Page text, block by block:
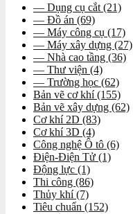
— Dụng cụ cắt (21)
— Đồ án (69)
— Máy công cụ (17)
— Máy xây dựng (27)
— Nhà cao tầng (36)
— Thư viện (4)
— Trường học (62)
Bản vẽ cơ khí(155)
Bản vẽ xây dựng (62)
Cơ khí 2D (83)
Cơ khí 3D (4)
Công nghệ Ô tô (6)
Điện-Điện Tử (1)
Động lực (1)
Thi công (86)
Thủy khí(7)
Tiêu chuẩn (152)